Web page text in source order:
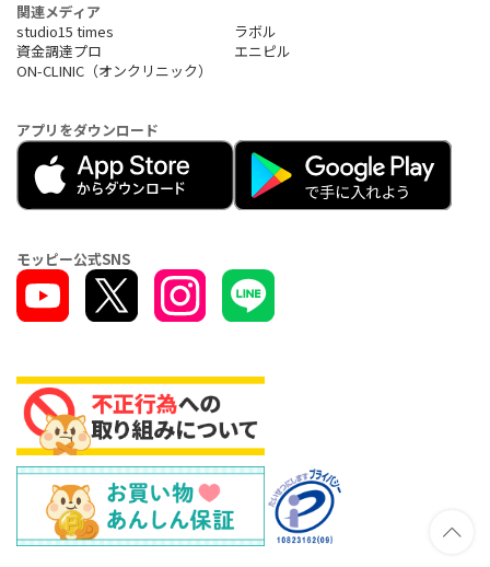
関連メディア
studio15 times
ラボル
資金調達プロ
エニピル
ON-CLINIC（オンクリニック）
アプリをダウンロード
モッピー公式SNS